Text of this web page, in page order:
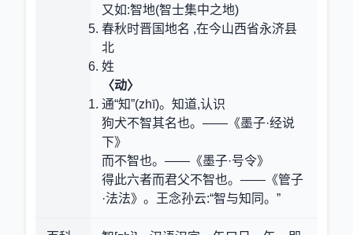
又如:智地(智士集中之地)
春秋时晋国地名 ,在今山西省永济县
北
姓
〈动〉
通“知”(zhī)。知道,认识
狗犬不智其名也。——《墨子·经说
下》
而不智也。——《墨子·号令》
得此六者而君父不智也。——《管子
·法法》。王念孙云:“智与知同。”